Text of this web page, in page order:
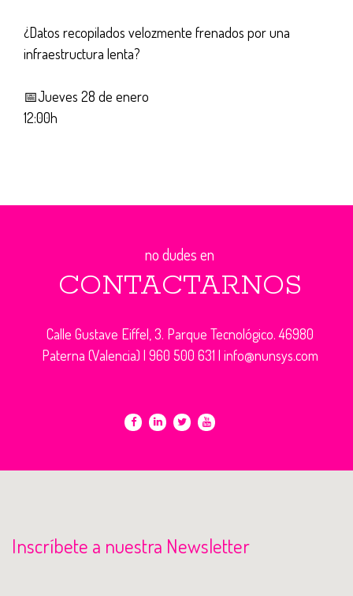
¿Datos recopilados velozmente frenados por una
infraestructura lenta?
📅Jueves 28 de enero
12:00h
no dudes en
CONTACTARNOS
Calle Gustave Eiffel, 3. Parque Tecnológico. 46980
Paterna (Valencia) | 960 500 631 | info@nunsys.com
Inscríbete a nuestra Newsletter